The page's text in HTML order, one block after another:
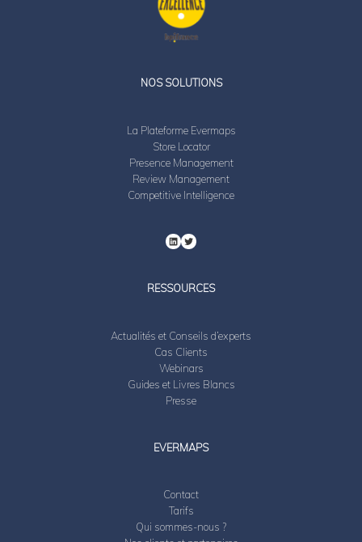
NOS SOLUTIONS
La Plateforme Evermaps
Store Locator
Presence Management
Review Management
Competitive Intelligence
RESSOURCES
Actualités et Conseils d’experts
Cas Clients
Webinars
Guides et Livres Blancs
Presse
EVERMAPS
Contact
Tarifs
Qui sommes-nous ?